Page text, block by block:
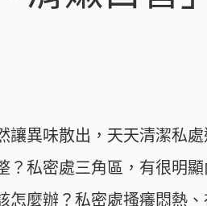
異味散出，天天清潔私
私密處三角區，有很明
麼辦？私密處搔癢悶熱